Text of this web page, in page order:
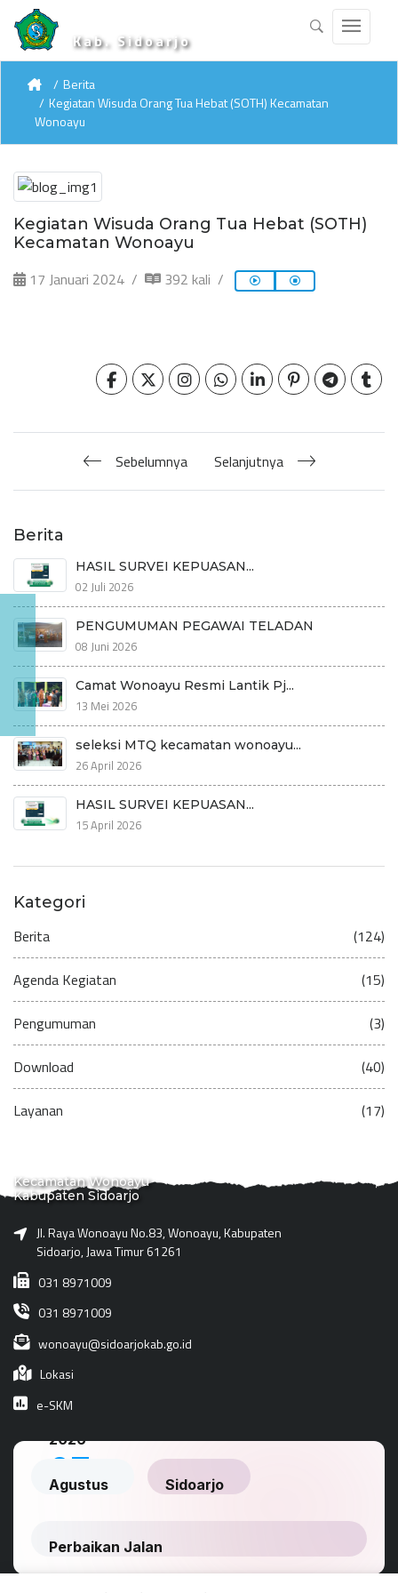
Kab. Sidoarjo
Berita
Kegiatan Wisuda Orang Tua Hebat (SOTH) Kecamatan
Wonoayu
Kegiatan Wisuda Orang Tua Hebat (SOTH)
Kecamatan Wonoayu
17 Januari 2024 392 kali
Sebelumnya Selanjutnya
Berita
HASIL SURVEI KEPUASAN...
02 Juli 2026
PENGUMUMAN PEGAWAI TELADAN
08 Juni 2026
Camat Wonoayu Resmi Lantik Pj...
13 Mei 2026
seleksi MTQ kecamatan wonoayu...
26 April 2026
HASIL SURVEI KEPUASAN...
15 April 2026
Kategori
Berita (124)
Agenda Kegiatan (15)
Pengumuman (3)
Download (40)
Layanan (17)
Kecamatan Wonoayu
Kabupaten Sidoarjo
Jl. Raya Wonoayu No.83, Wonoayu, Kabupaten
Sidoarjo, Jawa Timur 61261
031 8971009
031 8971009
wonoayu@sidoarjokab.go.id
Lokasi
e-SKM